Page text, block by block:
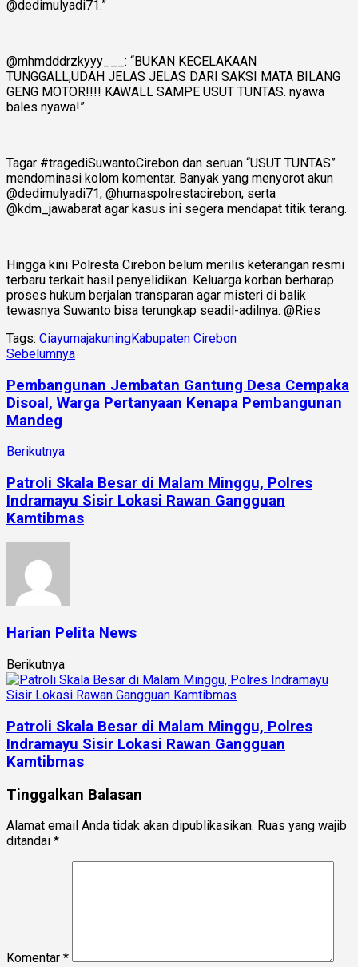
@dedimulyadi71.”
@mhmdddrzkyyy___: “BUKAN KECELAKAAN
TUNGGALL,UDAH JELAS JELAS DARI SAKSI MATA BILANG
GENG MOTOR!!!! KAWALL SAMPE USUT TUNTAS. nyawa
bales nyawa!”
Tagar #tragediSuwantoCirebon dan seruan “USUT TUNTAS”
mendominasi kolom komentar. Banyak yang menyorot akun
@dedimulyadi71, @humaspolrestacirebon, serta
@kdm_jawabarat agar kasus ini segera mendapat titik terang.
Hingga kini Polresta Cirebon belum merilis keterangan resmi
terbaru terkait hasil penyelidikan. Keluarga korban berharap
proses hukum berjalan transparan agar misteri di balik
tewasnya Suwanto bisa terungkap seadil-adilnya. @Ries
Tags: CiayumajakuningKabupaten Cirebon
Sebelumnya
Pembangunan Jembatan Gantung Desa Cempaka
Disoal, Warga Pertanyaan Kenapa Pembangunan
Mandeg
Berikutnya
Patroli Skala Besar di Malam Minggu, Polres
Indramayu Sisir Lokasi Rawan Gangguan
Kamtibmas
Harian Pelita News
Berikutnya
Patroli Skala Besar di Malam Minggu, Polres
Indramayu Sisir Lokasi Rawan Gangguan
Kamtibmas
Tinggalkan Balasan
Alamat email Anda tidak akan dipublikasikan. Ruas yang wajib
ditandai *
Komentar *